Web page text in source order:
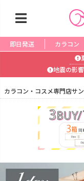
即日発送 カラコン
地震の影
カラコン・コスメ専門店サ